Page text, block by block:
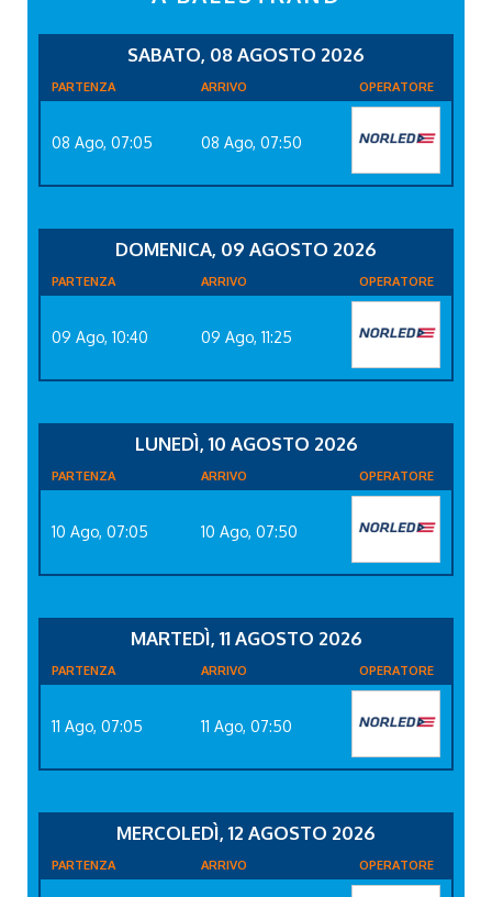
SABATO, 08 AGOSTO 2026
PARTENZA ARRIVO OPERATORE
08 Ago, 07:05 08 Ago, 07:50
DOMENICA, 09 AGOSTO 2026
PARTENZA ARRIVO OPERATORE
09 Ago, 10:40 09 Ago, 11:25
LUNEDÌ, 10 AGOSTO 2026
PARTENZA ARRIVO OPERATORE
10 Ago, 07:05 10 Ago, 07:50
MARTEDÌ, 11 AGOSTO 2026
PARTENZA ARRIVO OPERATORE
11 Ago, 07:05 11 Ago, 07:50
MERCOLEDÌ, 12 AGOSTO 2026
PARTENZA ARRIVO OPERATORE